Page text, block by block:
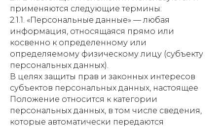
применяются следующие термины:
2.1.1. «Персональные данные» — любая
информация, относящаяся прямо или
косвенно к определенному или
определяемому физическому лицу (субъекту
персональных данных).
В целях защиты прав и законных интересов
субъектов персональных данных, настоящее
Положение относится к категории
персональных данных, в том числе сведения,
которые автоматически передаются